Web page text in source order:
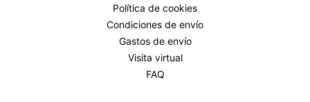
Política de cookies
Condiciones de envío
Gastos de envío
Visita virtual
FAQ